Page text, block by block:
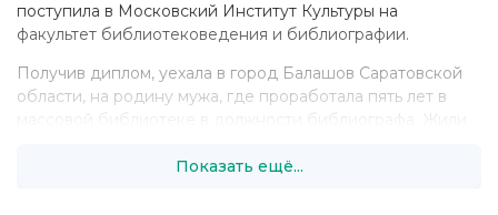
поступила в Московский Институт Культуры на
факультет библиотековедения и библиографии.
Получив диплом, уехала в город Балашов Саратовской
области, на родину мужа, где проработала пять лет в
инженером – технологом. После того, как мужа
Показать ещё...